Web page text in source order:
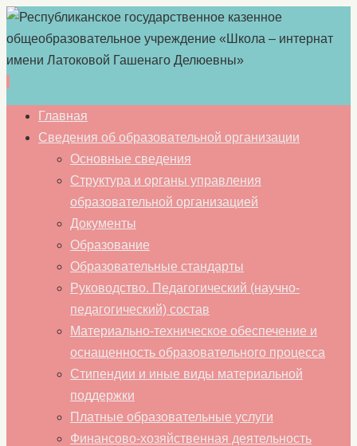
Перейти
содержимому
Главная
Сведения об образовательной организации
Основные сведения
Структура и органы управления
образовательной организацией
Документы
Образование
Образовательные стандарты
Руководство. Педагогический (научно-
педагогический) состав
Материально-техническое обеспечение и
оснащенность образовательного процесса
Стипендии и иные виды материальной
поддержки
Платные образовательные услуги
Финансово-хозяйственная деятельность